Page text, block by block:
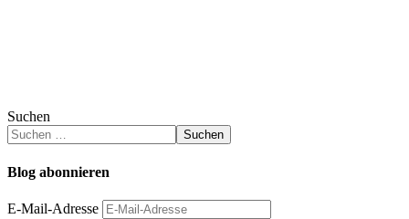
Suchen
Suchen
Blog abonnieren
E-Mail-Adresse